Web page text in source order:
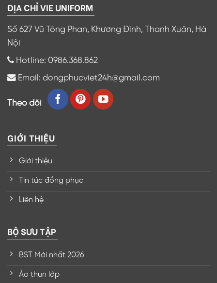
ĐỊA CHỈ VIE UNIFORM
Số 627 Vũ Tông Phan, Khương Đình, Thanh Xuân, Hà
Nội
Hotline: 0986.368.862
Email: dongphucviet24h@gmail.com
Theo dõi
GIỚI THIỆU
Giới thiệu
Tin tức đồng phục
Liên hệ
BỘ SƯU TẬP
BST Mới nhất 2026
Áo thun lớp